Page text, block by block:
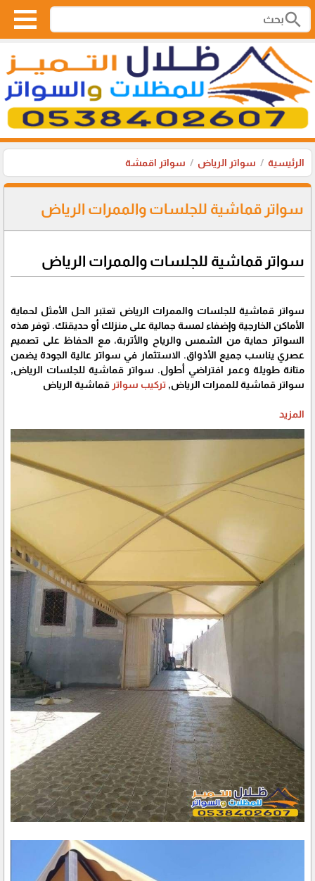
search
الرئيسية سواتر الرياض سواتر اقمشة
سواتر قماشية للجلسات والممرات الرياض
سواتر قماشية للجلسات والممرات الرياض
سواتر قماشية للجلسات والممرات الرياض تعتبر الحل الأمثل لحماية
الأماكن الخارجية وإضفاء لمسة جمالية على منزلك أو حديقتك. توفر هذه
السواتر حماية من الشمس والرياح والأتربة، مع الحفاظ على تصميم
عصري يناسب جميع الأذواق. الاستثمار في سواتر عالية الجودة يضمن
متانة طويلة وعمر افتراضي أطول. سواتر قماشية للجلسات الرياض,
سواتر قماشية للممرات الرياض, تركيب سواتر قماشية الرياض
المزيد